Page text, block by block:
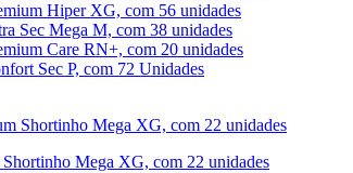
Hiper XG, com 56 unidades
Sec Mega M, com 38 unidades
Care RN+, com 20 unidades
Sec P, com 72 Unidades
Mega XG, com 22 unidades